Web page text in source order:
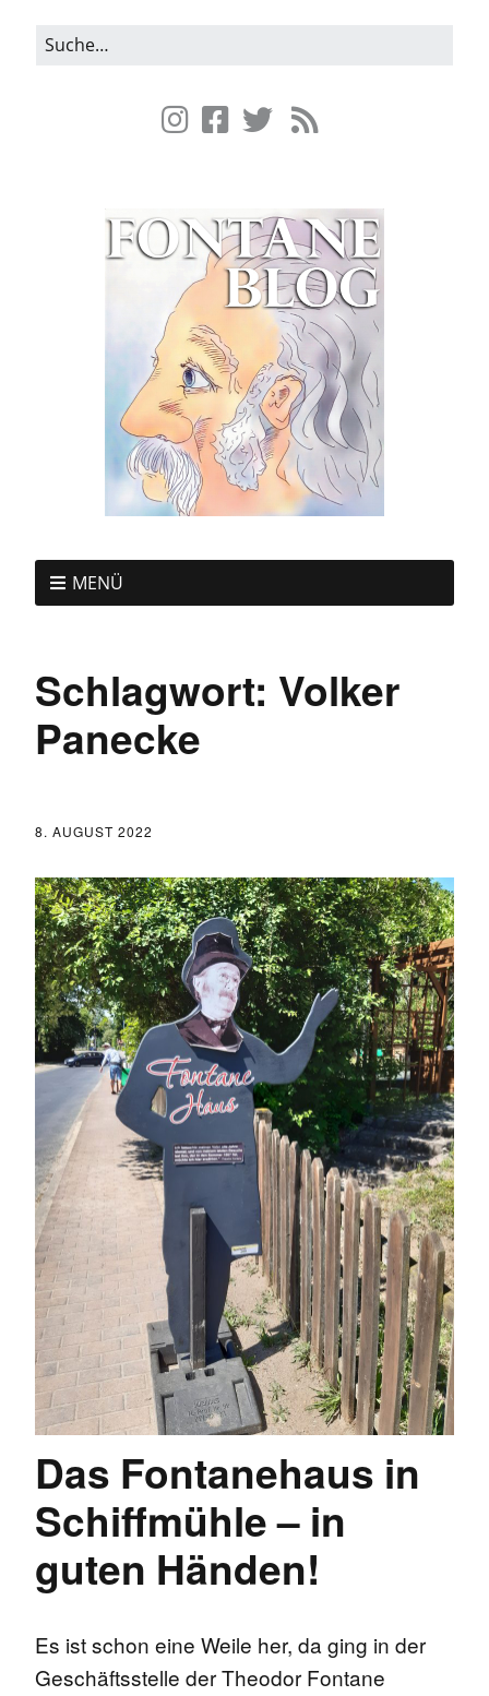
MENÜ
Schlagwort: Volker
Panecke
8. AUGUST 2022
Das Fontanehaus in
Schiffmühle – in
guten Händen!
Es ist schon eine Weile her, da ging in der
Geschäftsstelle der Theodor Fontane